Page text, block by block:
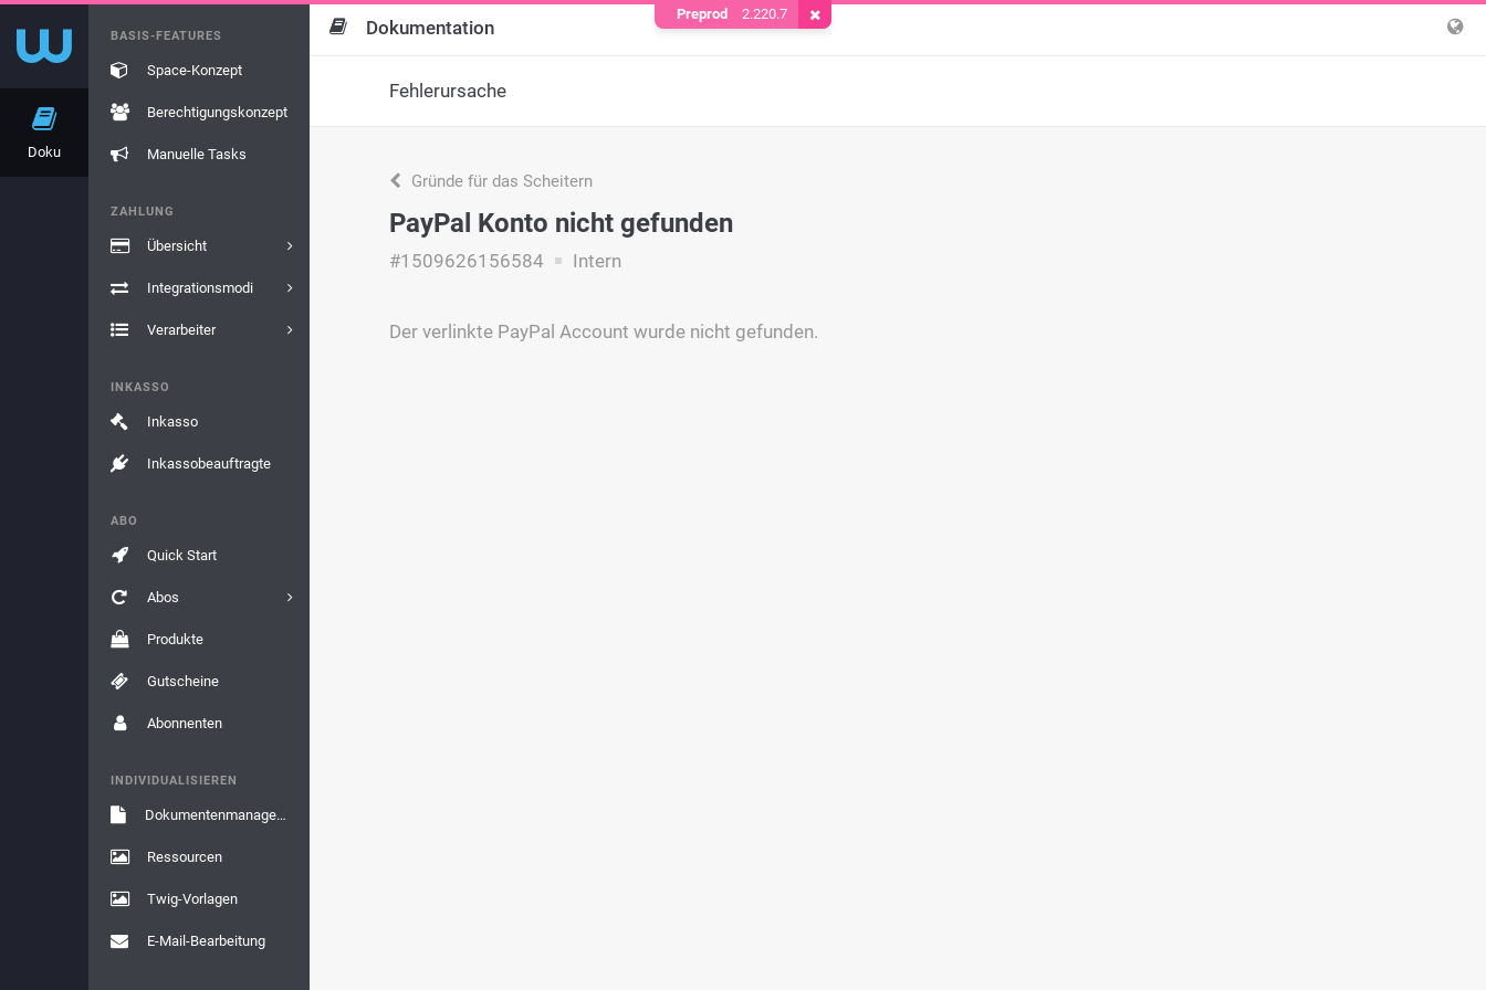
Doku
BASIS-FEATURES
Space-Konzept
Berechtigungskonzept
Manuelle Tasks
ZAHLUNG
Übersicht
Integrationsmodi
Verarbeiter
INKASSO
Inkasso
Inkassobeauftragte
ABO
Quick Start
Abos
Produkte
Gutscheine
Abonnenten
INDIVIDUALISIEREN
Dokumentenmanagement
Ressourcen
Twig-Vorlagen
E-Mail-Bearbeitung
Dokumentation
Fehlerursache
Gründe für das Scheitern
PayPal Konto nicht gefunden
#1509626156584 Intern
Der verlinkte PayPal Account wurde nicht gefunden.
Preprod 2.220.7 Cookie entfernen